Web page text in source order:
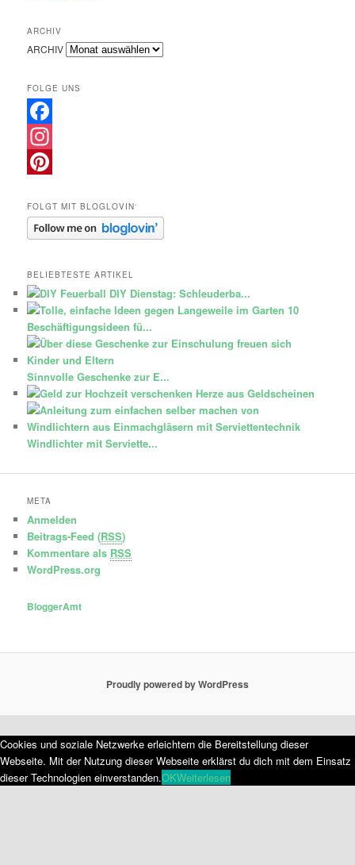
ARCHIV
ARCHIV
FOLGE UNS
Facebook
Instagram
FOLGT MIT BLOGLOVIN‘
BELIEBTESTE ARTIKEL
DIY Dienstag: Schleuderba...
10
Beschäftigungsideen fü...
Sinnvolle Geschenke zur E...
Herze aus Geldscheinen
Windlichter mit Serviette...
META
Anmelden
Beitrags-Feed (RSS)
Kommentare als RSS
WordPress.org
BloggerAmt
Proudly powered by WordPress
Cookies und soziale Netzwerke erleichtern die Bereitstellung dieser
Webseite. Mit der Nutzung dieser Webseite erklärst du dich mit dem Einsatz
dieser Technologien einverstanden.OKWeiterlesen